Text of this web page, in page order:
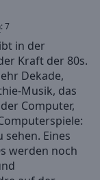
:7
in der
Kraft der 80s.
Dekade,
Musik, das
Computer,
Eines
werden noch